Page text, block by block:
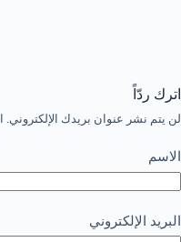
اترك ردّاً
لن يتم نشر عنوان بريدك الإلكتروني.
الاسم
البريد الإلكتروني